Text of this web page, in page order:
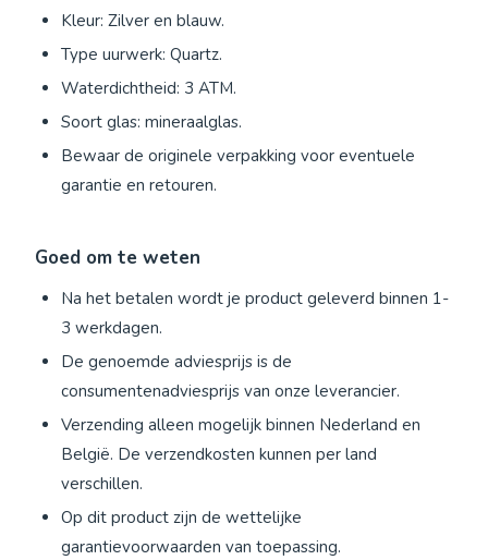
Kleur: Zilver en blauw.
Type uurwerk: Quartz.
Waterdichtheid: 3 ATM.
Soort glas: mineraalglas.
Bewaar de originele verpakking voor eventuele
garantie en retouren.
Goed om te weten
Na het betalen wordt je product geleverd binnen 1-
3 werkdagen.
De genoemde adviesprijs is de
consumentenadviesprijs van onze leverancier.
Verzending alleen mogelijk binnen Nederland en
België. De verzendkosten kunnen per land
verschillen.
Op dit product zijn de wettelijke
garantievoorwaarden van toepassing.